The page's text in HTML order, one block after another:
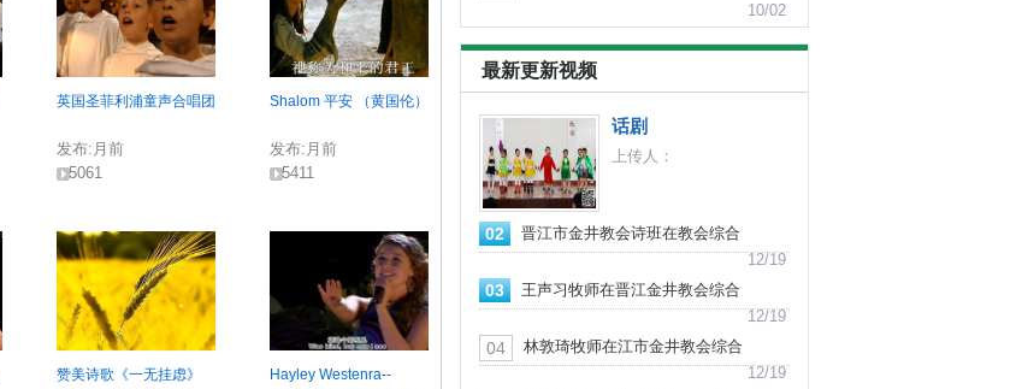
英国圣菲利浦童声合唱团
发布: 月前
5061
Shalom 平安 （黄国伦）
发布: 月前
5411
赞美诗歌《一无挂虑》
Hayley Westenra--
10/02
最新更新视频
话剧
上传人：
02
晋江市金井教会诗班在教会综合
楼封顶感恩庆典上献唱
12/19
03
王声习牧师在晋江金井教会综合
楼封顶感恩庆典上致词
12/19
04
林敦琦牧师在江市金井教会综合
楼封顶感恩庆典上致词
12/19